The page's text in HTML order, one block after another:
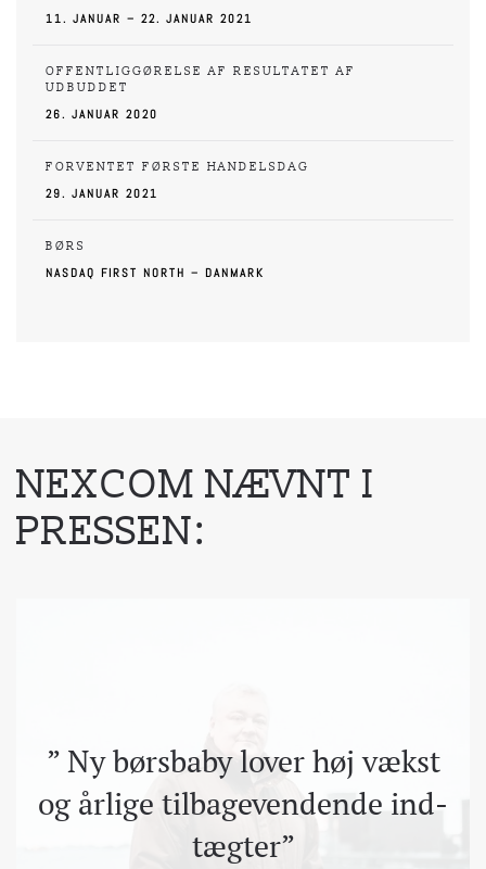
11. JANUAR – 22. JANUAR 2021
OFFENTLIGGØRELSE AF RESULTATET AF
UDBUDDET
26. JANUAR 2020
FORVENTET FØRSTE HANDELSDAG
29. JANUAR 2021
BØRS
NASDAQ FIRST NORTH – DANMARK
NEXCOM NÆVNT I
PRESSEN:
” Ny børs­ba­by lover høj vækst
og år­li­ge til­ba­ge­ven­dende ind­
tæg­ter”